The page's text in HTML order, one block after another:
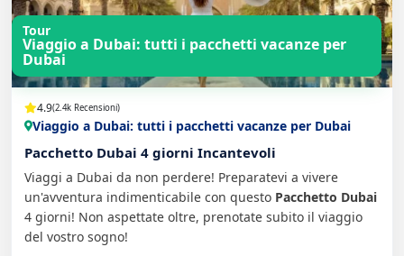
Tour
Viaggio a Dubai: tutti i pacchetti vacanze per
Dubai
4.9(2.4k Recensioni)
Viaggio a Dubai: tutti i pacchetti vacanze per Dubai
Pacchetto Dubai 4 giorni Incantevoli
Viaggi a Dubai da non perdere! Preparatevi a vivere
un'avventura indimenticabile con questo Pacchetto Dubai
4 giorni! Non aspettate oltre, prenotate subito il viaggio
del vostro sogno!